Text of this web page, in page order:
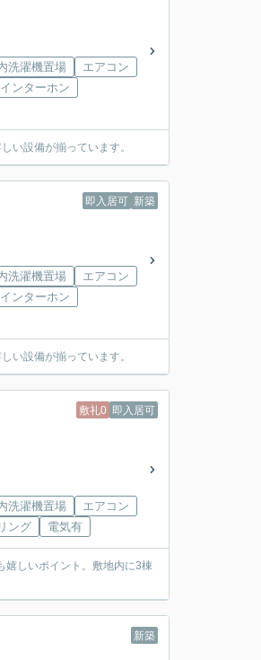
洗濯機置場
エアコン
ンターホン
い設備が揃っています。
即入居可 新築
洗濯機置場
エアコン
ンターホン
い設備が揃っています。
敷礼0 即入居可
洗濯機置場
エアコン
ング 電気有
嬉しいポイント。敷地内に3棟
新築